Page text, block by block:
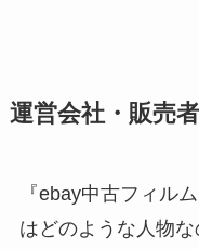
運営会社・販売
『ebay中古フィル
はどのような人物な